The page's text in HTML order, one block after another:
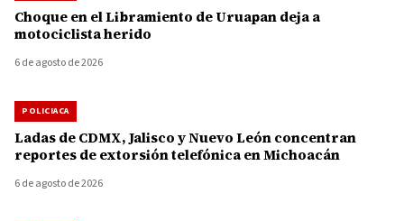
Choque en el Libramiento de Uruapan deja a
motociclista herido
6 de agosto de 2026
POLICIACA
Ladas de CDMX, Jalisco y Nuevo León concentran
reportes de extorsión telefónica en Michoacán
6 de agosto de 2026